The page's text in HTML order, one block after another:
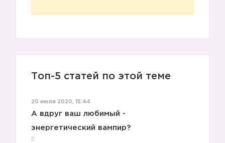
Топ-5 статей по этой теме
20 июля 2020, 15:44
А вдруг ваш любимый -
энергетический вампир?